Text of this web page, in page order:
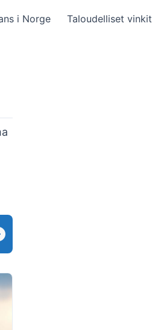
i Norge Taloudelliset vinkit